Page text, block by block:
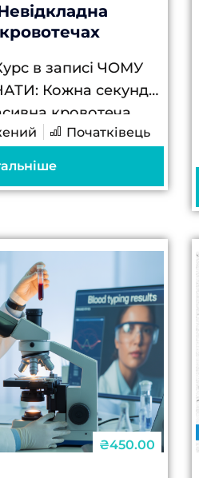
в записі ЧОМУ
Кожна секунда
кровотеча
смерті за 3-5
та правильні дії...
Початківець
₴450.00